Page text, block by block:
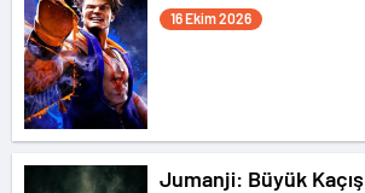
16 Ekim 2026
Jumanji: Büyük Kaçış